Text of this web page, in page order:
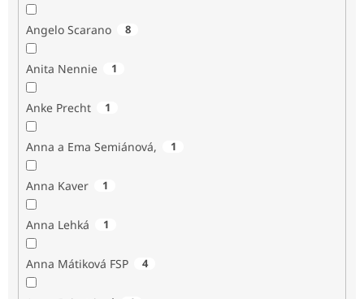
Angelo Scarano 8
Anita Nennie 1
Anke Precht 1
Anna a Ema Semiánová, 1
Anna Kaver 1
Anna Lehká 1
Anna Mátiková FSP 4